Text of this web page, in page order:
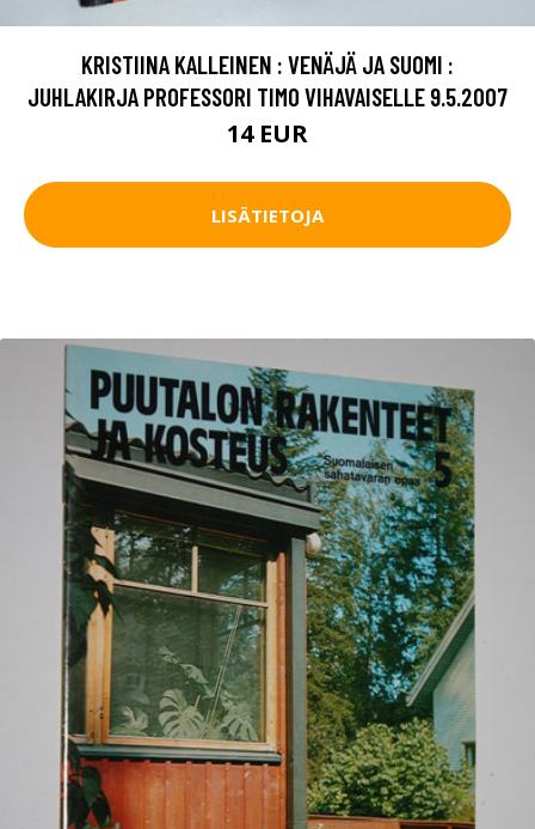
KRISTIINA KALLEINEN : VENÄJÄ JA SUOMI :
JUHLAKIRJA PROFESSORI TIMO VIHAVAISELLE 9.5.2007
14 EUR
LISÄTIETOJA